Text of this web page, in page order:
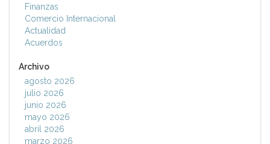
Finanzas
Comercio Internacional
Actualidad
Acuerdos
Archivo
agosto 2026
julio 2026
junio 2026
mayo 2026
abril 2026
marzo 2026